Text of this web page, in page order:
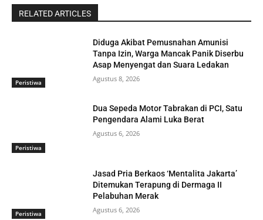
RELATED ARTICLES
Peristiwa
Diduga Akibat Pemusnahan Amunisi
Tanpa Izin, Warga Mancak Panik Diserbu
Asap Menyengat dan Suara Ledakan
Agustus 8, 2026
Peristiwa
Dua Sepeda Motor Tabrakan di PCI, Satu
Pengendara Alami Luka Berat
Agustus 6, 2026
Peristiwa
Jasad Pria Berkaos ‘Mentalita Jakarta’
Ditemukan Terapung di Dermaga II
Pelabuhan Merak
Agustus 6, 2026